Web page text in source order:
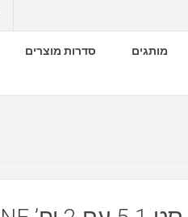
מותגים סדרות מוצרים